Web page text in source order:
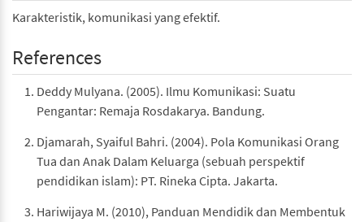
Karakteristik, komunikasi yang efektif.
References
Deddy Mulyana. (2005). Ilmu Komunikasi: Suatu
Pengantar: Remaja Rosdakarya. Bandung.
Djamarah, Syaiful Bahri. (2004). Pola Komunikasi Orang
Tua dan Anak Dalam Keluarga (sebuah perspektif
pendidikan islam): PT. Rineka Cipta. Jakarta.
Hariwijaya M. (2010), Panduan Mendidik dan Membentuk